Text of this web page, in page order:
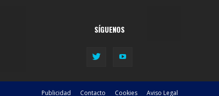
SÍGUENOS
Publicidad Contacto Cookies Aviso Legal